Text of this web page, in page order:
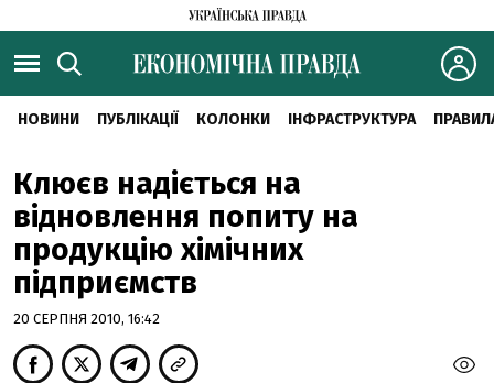
НОВИНИ ПУБЛІКАЦІЇ КОЛОНКИ ІНФРАСТРУКТУРА
Клюєв надіється на
відновлення попиту на
продукцію хімічних
підприємств
20 СЕРПНЯ 2010, 16:42